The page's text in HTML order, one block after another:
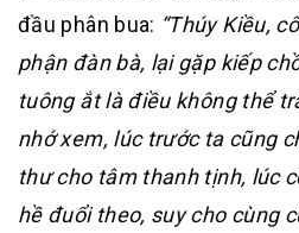
đầu phân bua: “Thúy Kiều,
phận đàn bà, lại gặp kiếp
tuông ắt là điều không thể
nhớ xem, lúc trước ta cũng
thư cho tâm thanh tịnh, lúc
hề đuổi theo, suy cho cùng